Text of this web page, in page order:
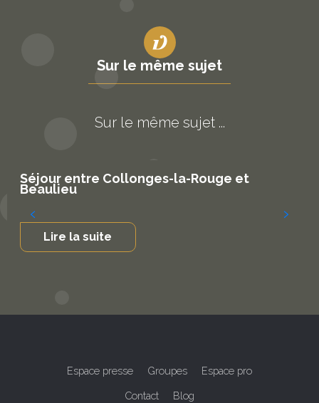
Sur le même sujet
Sur le même sujet ...
Séjour entre Collonges-la-Rouge et
Beaulieu
Lire la suite
Espace presse Groupes Espace pro
Contact Blog